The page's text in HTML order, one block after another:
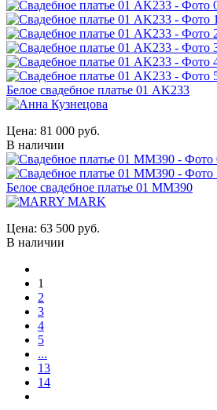
Белое свадебное платье 01 AK233
Цена: 81 000 руб.
В наличии
Белое свадебное платье 01 MM390
Цена: 63 500 руб.
В наличии
1
2
3
4
5
...
13
14